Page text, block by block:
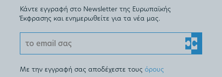
Κάντε εγγραφή στο Newsletter της Ευρωπαϊκής
Έκφρασης και ενημερωθείτε για τα νέα μας.
Με την εγγραφή σας αποδέχεστε τους όρους